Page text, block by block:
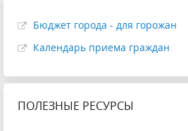
Бюджет города - для горожан
Календарь приема граждан
ПОЛЕЗНЫЕ РЕСУРСЫ